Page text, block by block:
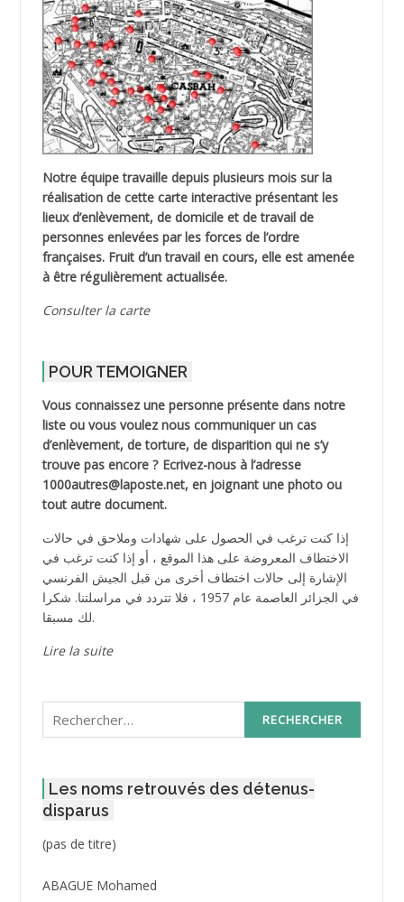
Notre équipe travaille depuis plusieurs mois sur la
réalisation de cette carte interactive présentant les
lieux d’enlèvement, de domicile et de travail de
personnes enlevées par les forces de l’ordre
françaises. Fruit d’un travail en cours, elle est amenée
à être régulièrement actualisée.
Consulter la carte
POUR TEMOIGNER
Vous connaissez une personne présente dans notre
liste ou vous voulez nous communiquer un cas
d’enlèvement, de torture, de disparition qui ne s’y
trouve pas encore ? Ecrivez-nous à l’adresse
1000autres@laposte.net, en joignant une photo ou
tout autre document.
إذا كنت ترغب في الحصول على شهادات وملاحق في حالات
الاختطاف المعروضة على هذا الموقع ، أو إذا كنت ترغب في
الإشارة إلى حالات اختطاف أخرى من قبل الجيش الفرنسي
في الجزائر العاصمة عام 1957 ، فلا تتردد في مراسلتنا. شكرا
لك مسبقا.
Lire la suite
Rechercher :
Les noms retrouvés des détenus-
disparus
(pas de titre)Post
3416
ABAGUE Mohamed